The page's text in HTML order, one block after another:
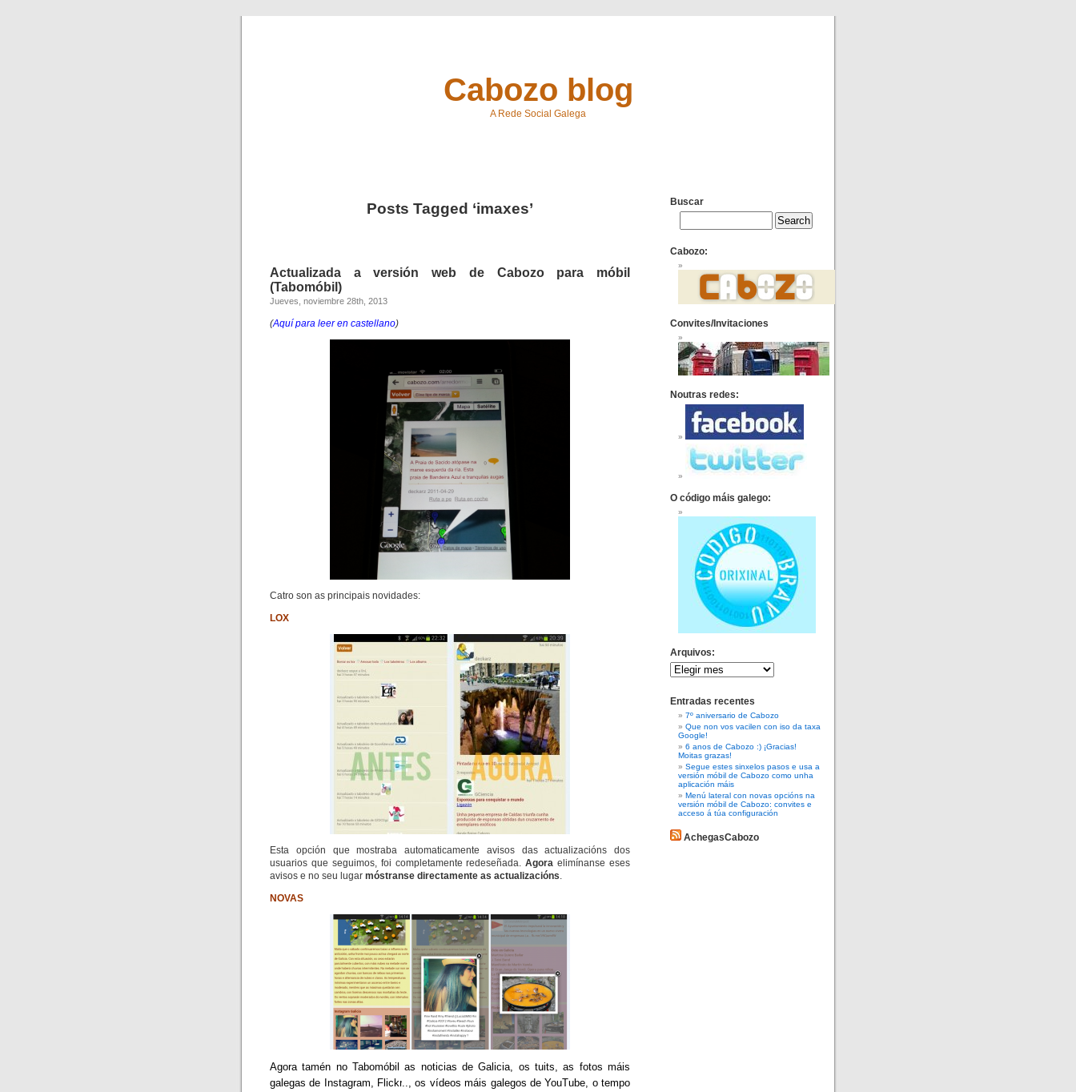
Cabozo blog
A Rede Social Galega
Posts Tagged ‘imaxes’
Actualizada a versión web de Cabozo para móbil
(Tabomóbil)
Jueves, noviembre 28th, 2013
(Aquí para leer en castellano)
Catro son as principais novidades:
LOX
Esta opción que mostraba automaticamente avisos das actualizacións dos
usuarios que seguimos, foi completamente redeseñada.Agora elimínanse eses
avisos e no seu lugar móstranse directamente as actualizacións.
NOVAS
Agora tamén noTabomóbilas noticias de Galicia, os tuits, as fotos máis
galegas de Instagram, Flickr.., os vídeos máis galegos de YouTube, o tempo
Buscar
Cabozo:
Convites/Invitaciones
Noutras redes:
O código máis galego:
Arquivos:
Entradas recentes
7º aniversario de Cabozo
Que non vos vacilen con iso da taxa
Google!
6 anos de Cabozo :) ¡Gracias!
Moitas grazas!
Segue estes sinxelos pasos e usa a
versión móbil de Cabozo como unha
aplicación máis
Menú lateral con novas opcións na
versión móbil de Cabozo: convites e
acceso á túa configuración
AchegasCabozo